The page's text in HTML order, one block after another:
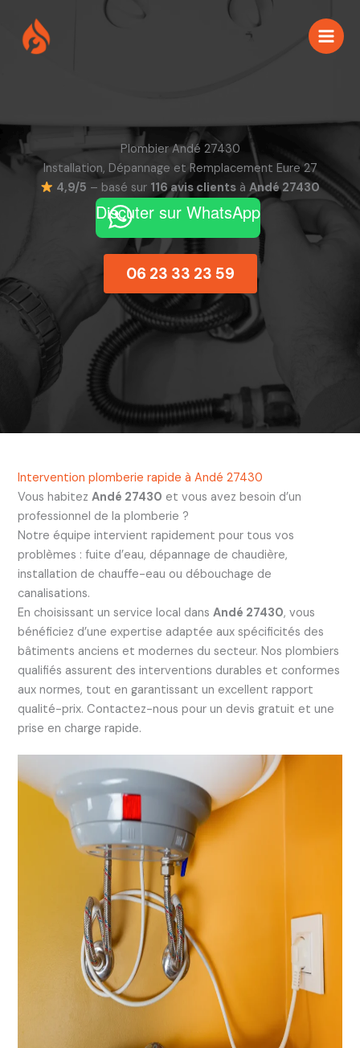
contenu
Plombier Andé 27430
Installation, Dépannage et Remplacement Eure 27
4,9/5 – basé sur 116 avis clients àAndé 27430
Discuter sur WhatsApp
06 23 33 23 59
Intervention plomberie rapide à Andé 27430
Vous habitez Andé 27430 et vous avez besoin d’un
professionnel de la plomberie ?
Notre équipe intervient rapidement pour tous vos
problèmes : fuite d’eau, dépannage de chaudière,
installation de chauffe-eau ou débouchage de
canalisations.
En choisissant un service local dans Andé 27430, vous
bénéficiez d’une expertise adaptée aux spécificités des
bâtiments anciens et modernes du secteur. Nos plombiers
qualifiés assurent des interventions durables et conformes
aux normes, tout en garantissant un excellent rapport
qualité-prix. Contactez-nous pour un devis gratuit et une
prise en charge rapide.